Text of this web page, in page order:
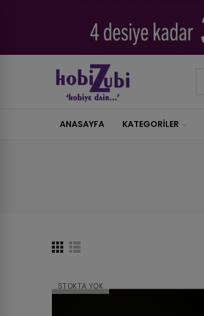
ANASAYFA KATEGORILER
STOKTA YOK